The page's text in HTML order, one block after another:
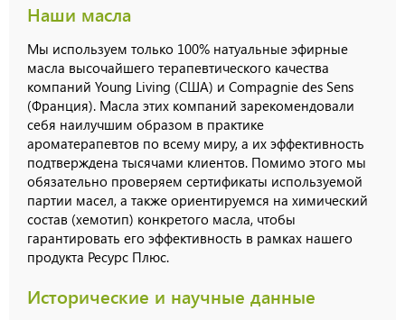
Наши масла
Мы используем только 100% натуальные эфирные
масла высочайшего терапевтического качества
компаний Young Living (США) и Compagnie des Sens
(Франция). Масла этих компаний зарекомендовали
себя наилучшим образом в практике
ароматерапевтов по всему миру, а их эффективность
подтверждена тысячами клиентов. Помимо этого мы
обязательно проверяем сертификаты используемой
партии масел, а также ориентируемся на химический
состав (хемотип) конкретого масла, чтобы
гарантировать его эффективность в рамках нашего
продукта Ресурс Плюс.
Исторические и научные данные